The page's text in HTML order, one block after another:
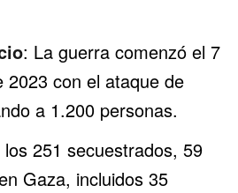
: La guerra comenzó el 7
2023 con el ataque de
a 1.200 personas.
251 secuestrados, 59
Gaza, incluidos 35